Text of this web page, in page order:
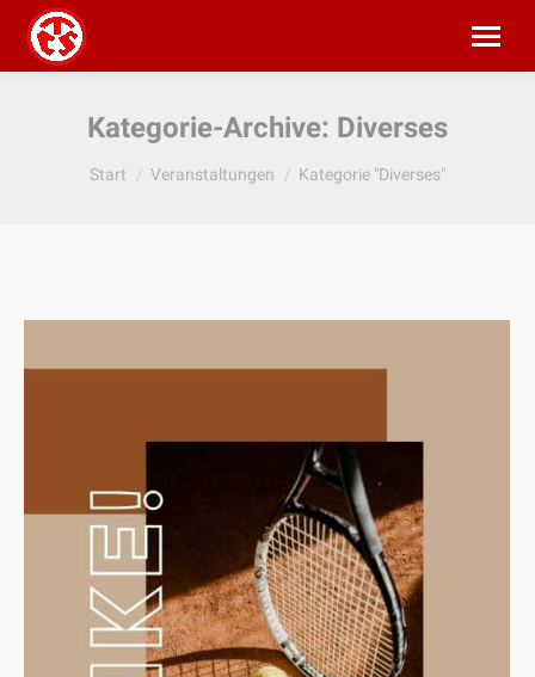
Kategorie-Archive: Diverses
Sie befinden sich hier:
Start Veranstaltungen Kategorie "Diverses"